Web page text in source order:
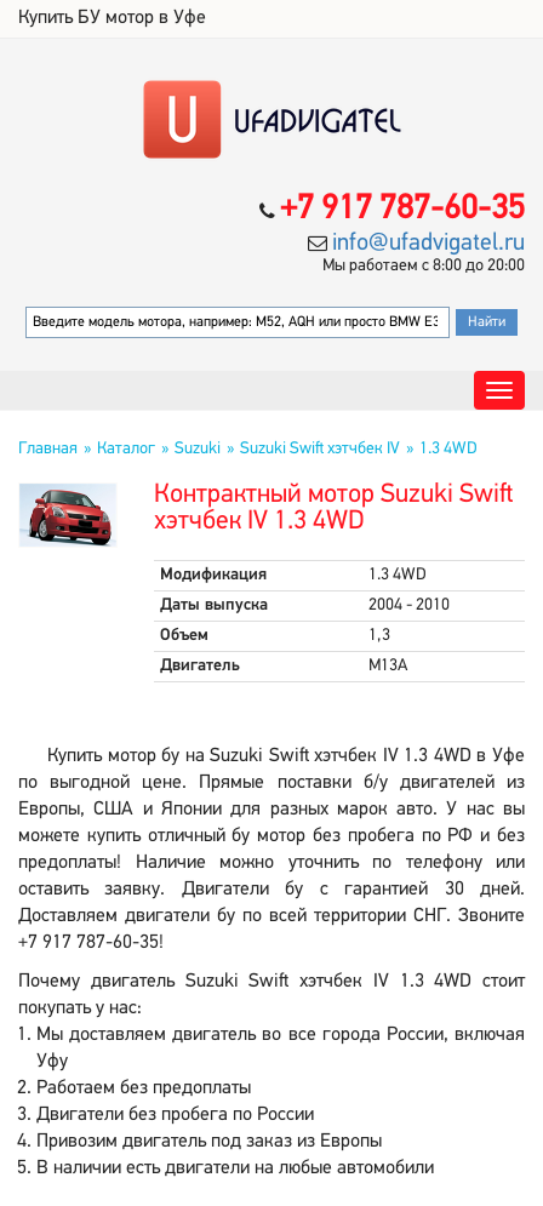
Купить БУ мотор в Уфе
+7 917 787-60-35
info@ufadvigatel.ru
Мы работаем с 8:00 до 20:00
Главная Каталог Suzuki Suzuki Swift хэтчбек IV 1.3 4WD
Контрактный мотор Suzuki Swift
хэтчбек IV 1.3 4WD
Модификация
1.3 4WD
Даты выпуска
2004 - 2010
Объем
1,3
Двигатель
M13A
Купить мотор бу на Suzuki Swift хэтчбек IV 1.3 4WD в Уфе
по выгодной цене. Прямые поставки б/у двигателей из
Европы, США и Японии для разных марок авто. У нас вы
можете купить отличный бу мотор без пробега по РФ и без
предоплаты! Наличие можно уточнить по телефону или
оставить заявку. Двигатели бу с гарантией 30 дней.
Доставляем двигатели бу по всей территории СНГ. Звоните
+7 917 787-60-35!
Почему двигатель Suzuki Swift хэтчбек IV 1.3 4WD стоит
покупать у нас:
Мы доставляем двигатель во все города России, включая
Уфу
Работаем без предоплаты
Двигатели без пробега по России
Привозим двигатель под заказ из Европы
В наличии есть двигатели на любые автомобили